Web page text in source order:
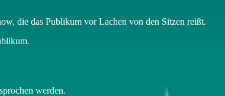
die das Publikum vor Lachen von den Sitzen reißt.
werden.